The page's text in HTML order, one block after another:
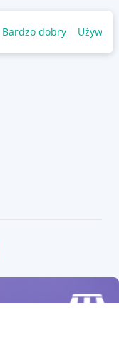
Bardzo dobry Używany